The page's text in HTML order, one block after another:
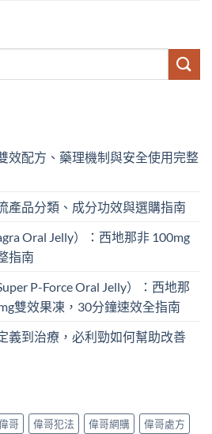
效配方、藥理機制與安全使用完整
產品分類、成分功效與選購指南
Oral Jelly）：西地那非 100mg​
指南
P-Force Oral Jelly）：西地那
雙效果凍，30分鐘速效全指南
義到治療，必利勁如何幫助改善
哥 偉哥犯法 偉哥網購
偉哥處方